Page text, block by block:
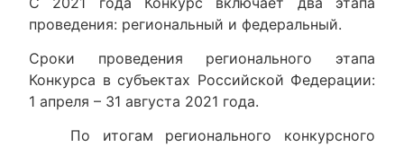
проведения: региональный и федеральный.
Сроки проведения регионального этапа
Конкурса в субъектах Российской Федерации:
1 апреля – 31 августа 2021 года.
По итогам регионального конкурсного